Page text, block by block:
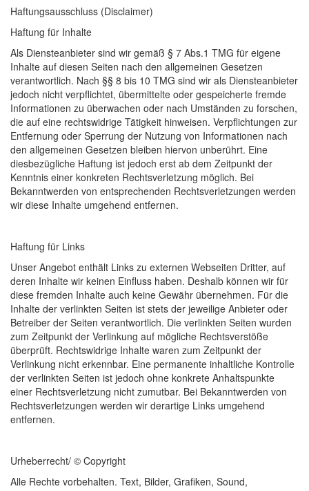
Haftungsausschluss (Disclaimer)
Haftung für Inhalte
Als Diensteanbieter sind wir gemäß § 7 Abs.1 TMG für eigene
Inhalte auf diesen Seiten nach den allgemeinen Gesetzen
verantwortlich. Nach §§ 8 bis 10 TMG sind wir als Diensteanbieter
jedoch nicht verpflichtet, übermittelte oder gespeicherte fremde
Informationen zu überwachen oder nach Umständen zu forschen,
die auf eine rechtswidrige Tätigkeit hinweisen. Verpflichtungen zur
Entfernung oder Sperrung der Nutzung von Informationen nach
den allgemeinen Gesetzen bleiben hiervon unberührt. Eine
diesbezügliche Haftung ist jedoch erst ab dem Zeitpunkt der
Kenntnis einer konkreten Rechtsverletzung möglich. Bei
Bekanntwerden von entsprechenden Rechtsverletzungen werden
wir diese Inhalte umgehend entfernen.
Haftung für Links
Unser Angebot enthält Links zu externen Webseiten Dritter, auf
deren Inhalte wir keinen Einfluss haben. Deshalb können wir für
diese fremden Inhalte auch keine Gewähr übernehmen. Für die
Inhalte der verlinkten Seiten ist stets der jeweilige Anbieter oder
Betreiber der Seiten verantwortlich. Die verlinkten Seiten wurden
zum Zeitpunkt der Verlinkung auf mögliche Rechtsverstöße
überprüft. Rechtswidrige Inhalte waren zum Zeitpunkt der
Verlinkung nicht erkennbar. Eine permanente inhaltliche Kontrolle
der verlinkten Seiten ist jedoch ohne konkrete Anhaltspunkte
einer Rechtsverletzung nicht zumutbar. Bei Bekanntwerden von
Rechtsverletzungen werden wir derartige Links umgehend
entfernen.
Urheberrecht/ © Copyright
Alle Rechte vorbehalten. Text, Bilder, Grafiken, Sound,